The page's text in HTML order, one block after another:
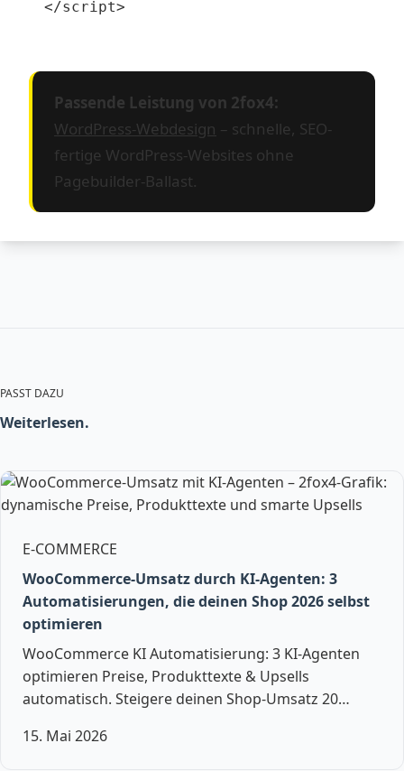
Passende Leistung von 2fox4:
WordPress-Webdesign – schnelle, SEO-
fertige WordPress-Websites ohne
Pagebuilder-Ballast.
PASST DAZU
Weiterlesen.
E-COMMERCE
WooCommerce-Umsatz durch KI-Agenten: 3
Automatisierungen, die deinen Shop 2026 selbst
optimieren
WooCommerce KI Automatisierung: 3 KI-Agenten
optimieren Preise, Produkttexte & Upsells
automatisch. Steigere deinen Shop-Umsatz 20…
15. Mai 2026